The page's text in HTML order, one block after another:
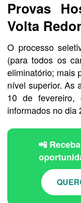
Provas
Volta
O processo
(para todos os
eliminatório; mais
nível superior. As
10 de
informados no dia
📲